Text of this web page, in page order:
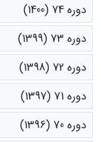
دوره 74 (1400)
دوره 73 (1399)
دوره 72 (1398)
دوره 71 (1397)
دوره 70 (1396)